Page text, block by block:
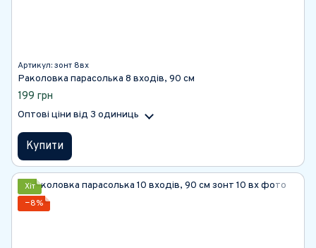
Артикул: зонт 8вх
Раколовка парасолька 8 входів, 90 см
199 грн
Оптові ціни від 3 одиниць
Купити
Хіт
−8%